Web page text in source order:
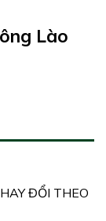
Lào
ĐỔI THEO